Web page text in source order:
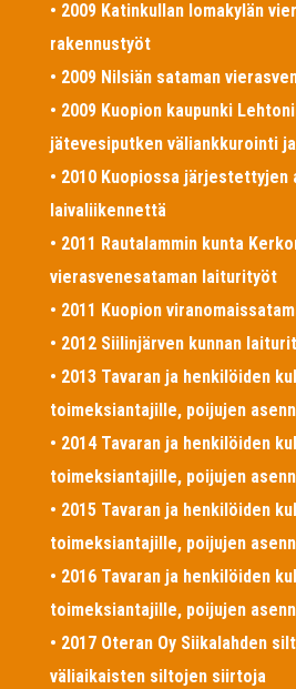
• 2009 Katinkullan lomakylän
rakennustyöt
• 2009 Nilsiän sataman
• 2009 Kuopion kaupunki
jätevesiputken väliankkurointi
• 2010 Kuopiossa järjestettyjen
laivaliikennettä
• 2011 Rautalammin kunta
vierasvenesataman laiturityöt
• 2011 Kuopion
• 2012 Siilinjärven kunnan
• 2013 Tavaran ja henkilöiden
toimeksiantajille, poijujen
• 2014 Tavaran ja henkilöiden
toimeksiantajille, poijujen
• 2015 Tavaran ja henkilöiden
toimeksiantajille, poijujen
• 2016 Tavaran ja henkilöiden
toimeksiantajille, poijujen
• 2017 Oteran Oy Siikalahden
väliaikaisten siltojen siirtoja